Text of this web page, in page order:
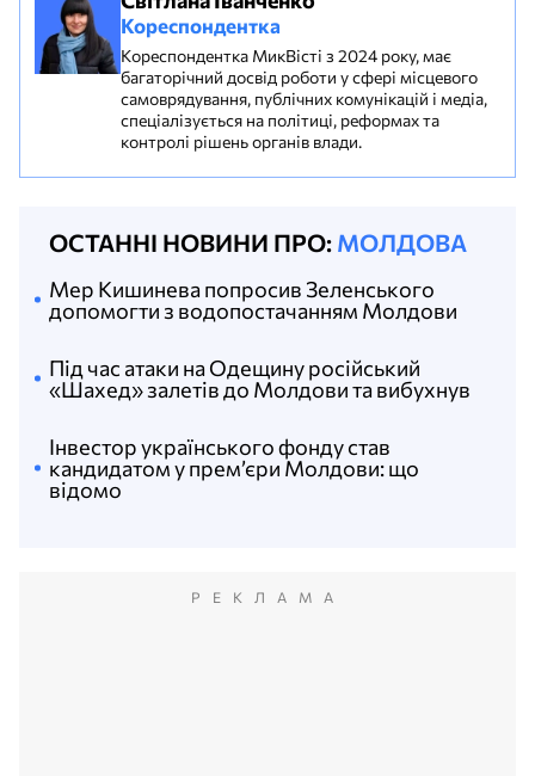
Кореспондентка
Кореспондентка МикВісті з 2024 року, має
багаторічний досвід роботи у сфері місцевого
самоврядування, публічних комунікацій і медіа,
спеціалізується на політиці, реформах та
контролі рішень органів влади.
ОСТАННІ НОВИНИ ПРО: МОЛДОВА
Інвестор українського фонду став
кандидатом у прем’єри Молдови: що
відомо
Під час атаки на Одещину російський
«Шахед» залетів до Молдови та вибухнув
Мер Кишинева попросив Зеленського
допомогти з водопостачанням Молдови
РЕКЛАМА